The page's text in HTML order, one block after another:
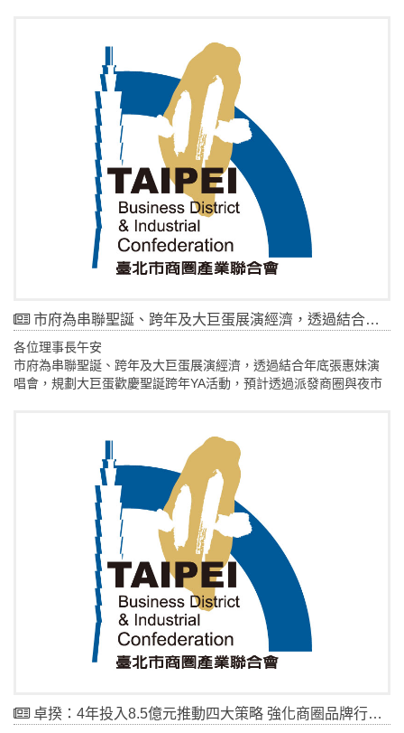
市府為串聯聖誕、跨年及大巨蛋展演經濟，透過結合年底演唱會，規劃大巨蛋歡慶聖誕跨年YA活動，預計透過派發商圈與夜市的消費券及優惠措施。
各位理事長午安
市府為串聯聖誕、跨年及大巨蛋展演經濟，透過結合年底張惠妹演
唱會，規劃大巨蛋歡慶聖誕跨年YA活動，預計透過派發商圈與夜市
卓揆：4年投入8.5億元推動四大策略 強化商圈品牌行銷推廣